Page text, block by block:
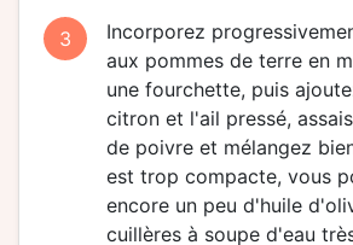
3
Incorporez
aux pommes de terre en
une fourchette, puis
citron et l'ail pressé,
de poivre et mélangez
est trop compacte, vous
encore un peu d'huile
cuillères à soupe d'eau